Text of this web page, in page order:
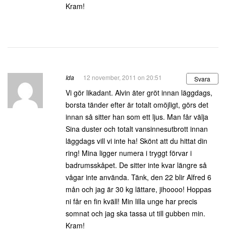
Kram!
Ida 12 november, 2011 on 20:51 Svara
Vi gör likadant. Alvin äter gröt innan läggdags,
borsta tänder efter är totalt omöjligt, görs det
innan så sitter han som ett ljus. Man får välja
Sina duster och totalt vansinnesutbrott innan
läggdags vill vi inte ha! Skönt att du hittat din
ring! Mina ligger numera i tryggt förvar i
badrumsskåpet. De sitter inte kvar längre så
vågar inte använda. Tänk, den 22 blir Alfred 6
mån och jag är 30 kg lättare, jihoooo! Hoppas
ni får en fin kväll! Min lilla unge har precis
somnat och jag ska tassa ut till gubben min.
Kram!